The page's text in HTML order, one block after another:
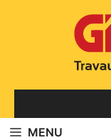
MENU